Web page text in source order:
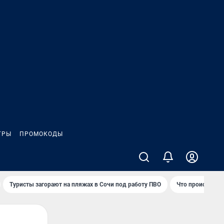
ПРОМОКОДЫ
Туристы загорают на пляжах в Сочи под работу ПВО Что происходит